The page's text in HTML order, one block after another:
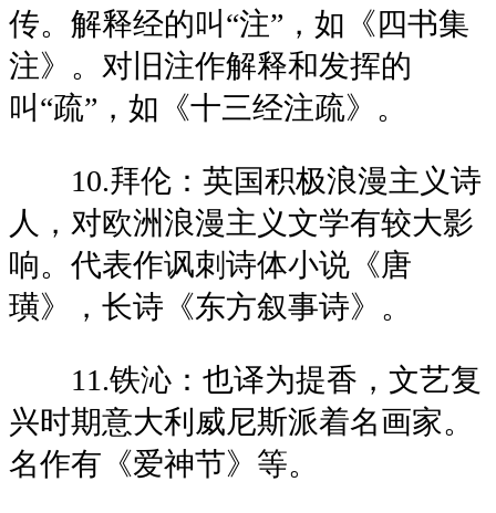
传。解释经的叫“注”，如《四书集
注》。对旧注作解释和发挥的
叫“疏”，如《十三经注疏》。
10.拜伦：英国积极浪漫主义诗
人，对欧洲浪漫主义文学有较大影
响。代表作讽刺诗体小说《唐
璜》，长诗《东方叙事诗》。
11.铁沁：也译为提香，文艺复
兴时期意大利威尼斯派着名画家。
名作有《爱神节》等。